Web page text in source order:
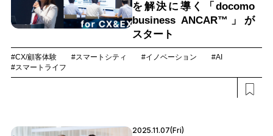
を解決に導く「docomo
business ANCAR™」が
スタート
#CX/顧客体験 #スマートシティ #イノベーション
#AI
#スマートライフ
2025.11.07(Fri)